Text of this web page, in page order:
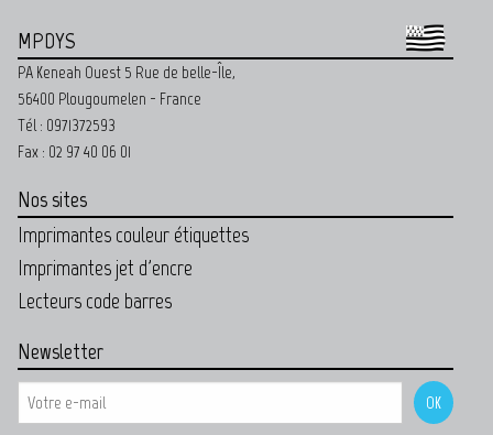
MPDYS
PA Keneah Ouest 5 Rue de belle-Île,
56400 Plougoumelen - France
Tél : 0971372593
Fax : 02 97 40 06 01
Nos sites
Imprimantes couleur étiquettes
Imprimantes jet d'encre
Lecteurs code barres
Newsletter